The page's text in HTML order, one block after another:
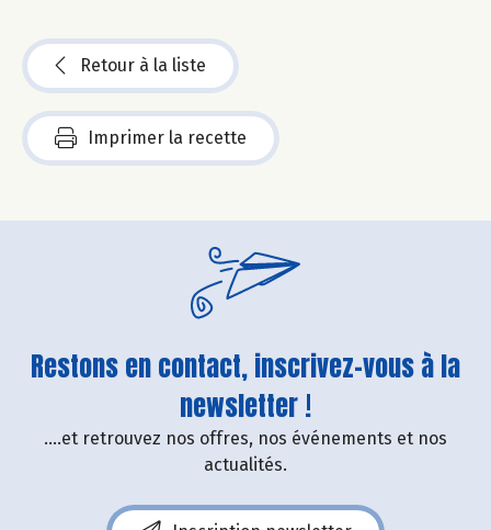
Retour à la liste
Imprimer la recette
Restons en contact, inscrivez-vous à la
newsletter !
....et retrouvez nos offres, nos événements et nos
actualités.